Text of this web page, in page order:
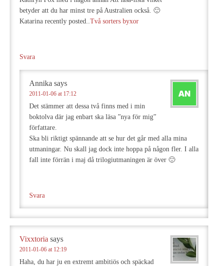
betyder att du har minst tre på Australien också. 🙂
Katarina recently posted..Två sorters byxor
Svara
Annika says
2011-01-06 at 17:12
Det stämmer att dessa två finns med i min
boktolva där jag enbart ska läsa ”nya för mig”
författare.
Ska bli riktigt spännande att se hur det går med alla mina
utmaningar. Nu skall jag dock inte hoppa på någon fler. I alla
fall inte förrän i maj då trilogiutmaningen är över 🙂
Svara
Vixxtoria says
2011-01-06 at 12:19
Haha, du har ju en extremt ambitiös och späckad